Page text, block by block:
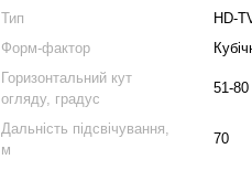
Тип
HD-
Форм-фактор
Горизонтальний кут
огляду, градус
51-80
Дальність підсвічування,
м
70